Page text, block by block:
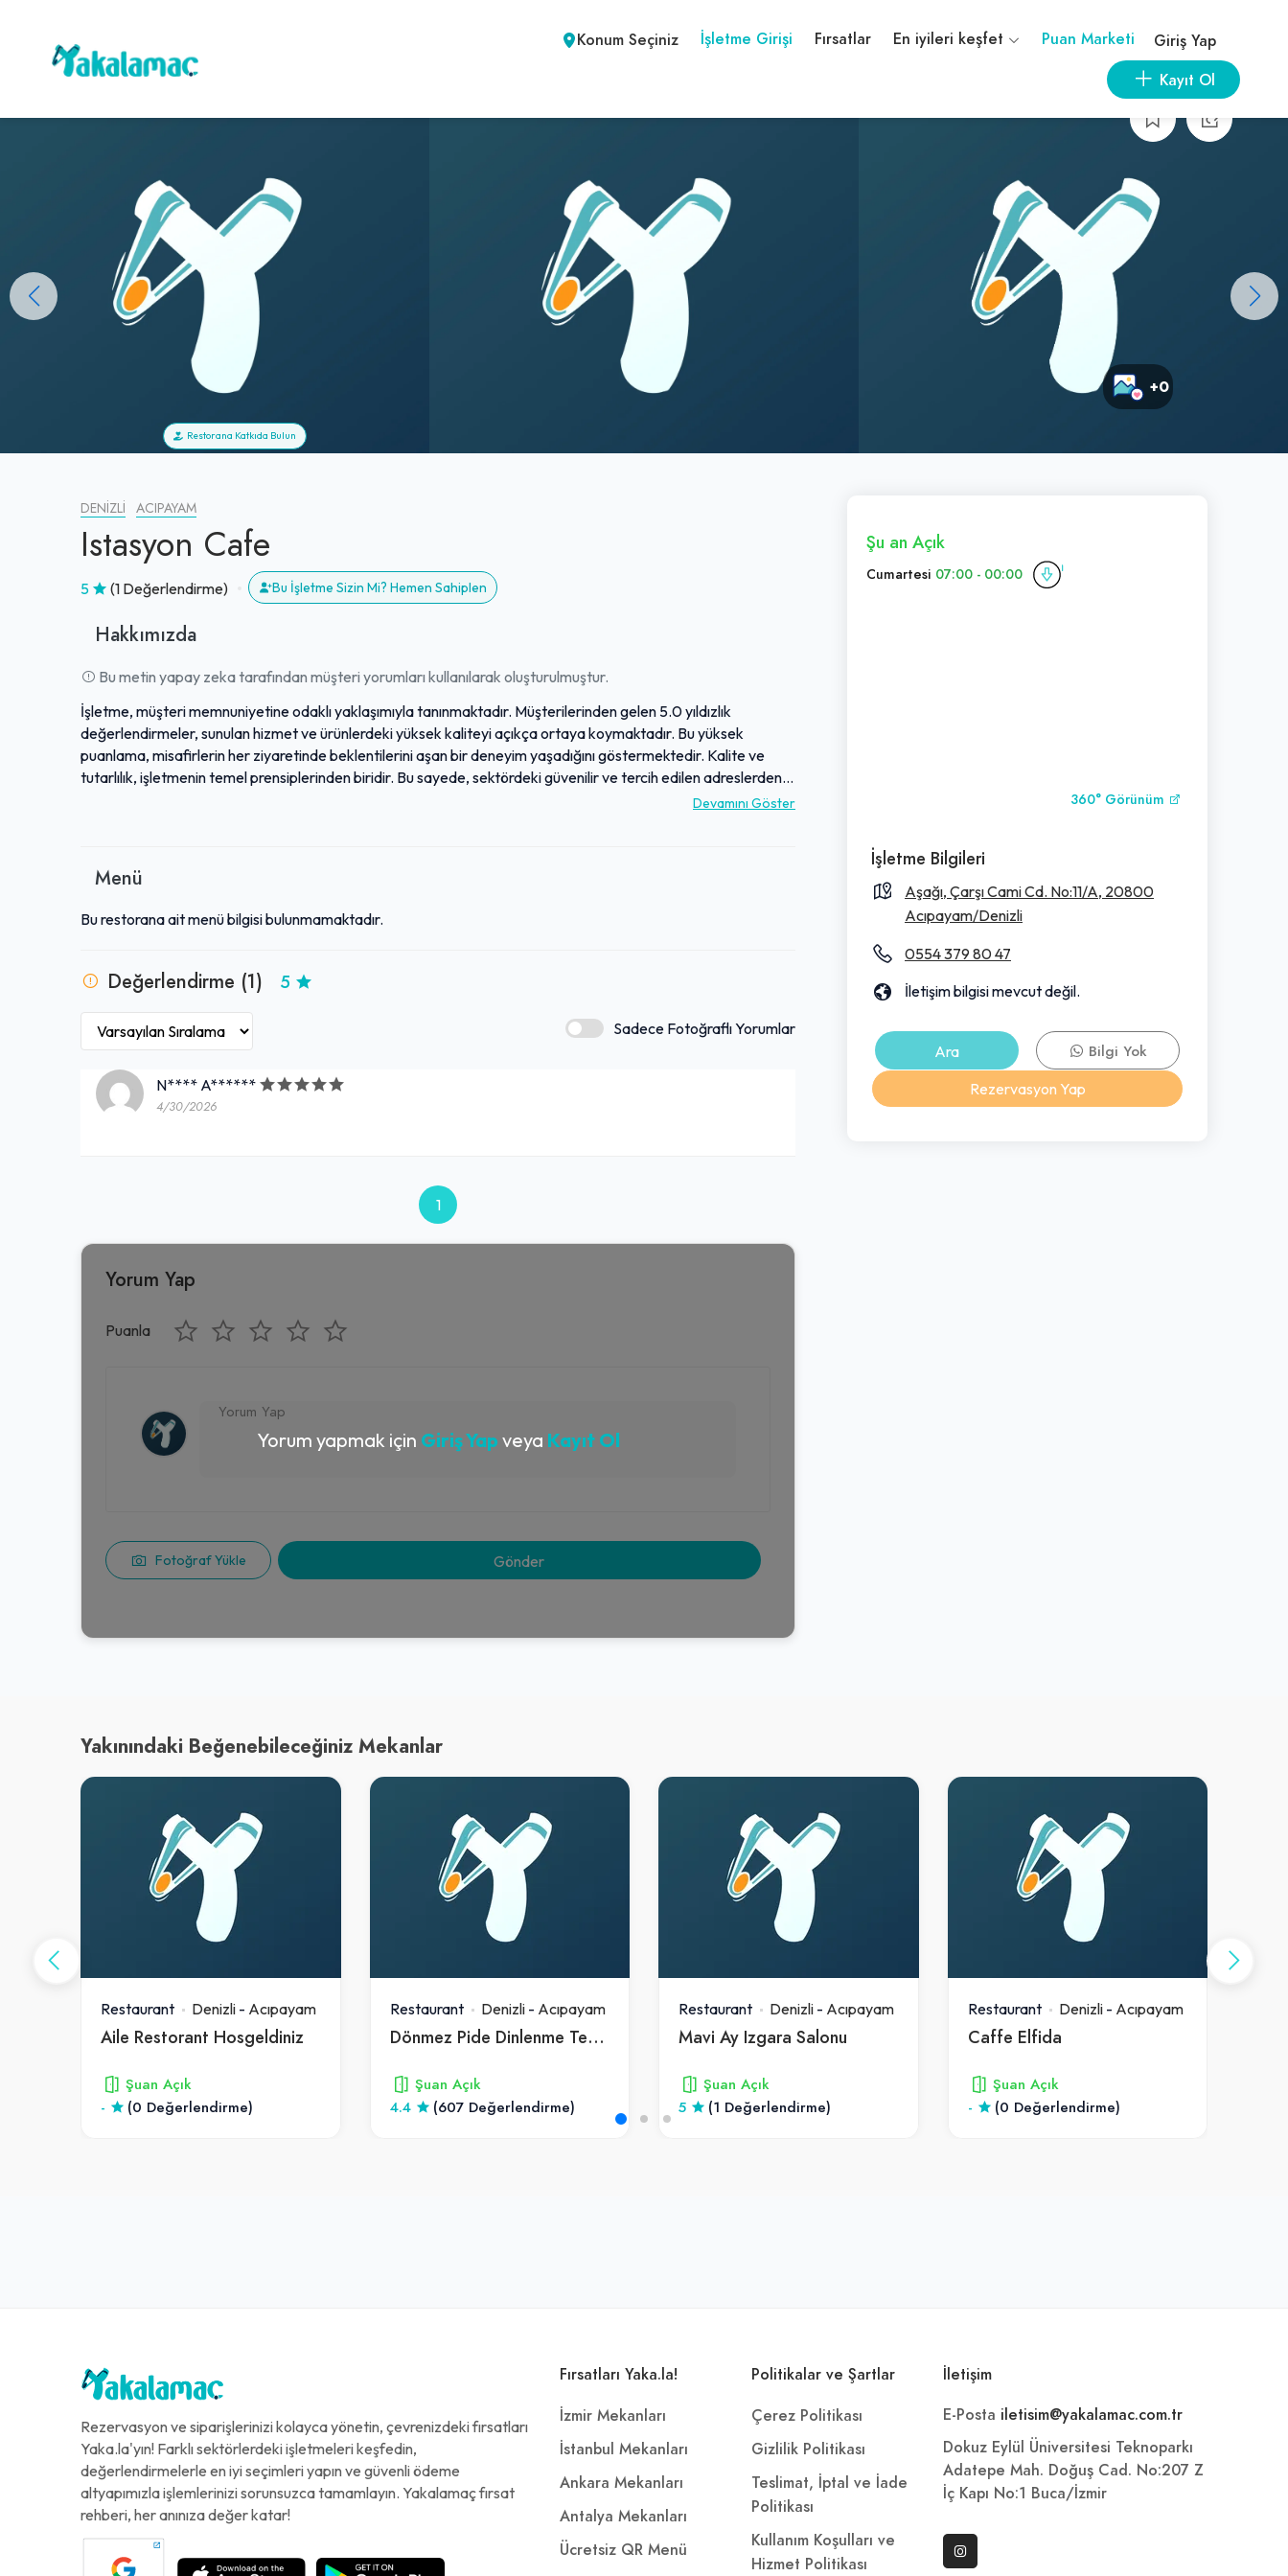
Konum Seçiniz İşletme Girişi Fırsatlar En iyileri keşfet Puan Marketi
Giriş Yap
Kayıt Ol
+0
Restorana Katkıda Bulun
DENIZLI ACIPAYAM
Istasyon Cafe
5 (1 Değerlendirme) Bu İşletme Sizin Mi? Hemen Sahiplen
Hakkımızda
Bu metin yapay zeka tarafından müşteri yorumları kullanılarak oluşturulmuştur.
İşletme, müşteri memnuniyetine odaklı yaklaşımıyla tanınmaktadır. Müşterilerinden gelen 5.0 yıldızlık
değerlendirmeler, sunulan hizmet ve ürünlerdeki yüksek kaliteyi açıkça ortaya koymaktadır. Bu yüksek
puanlama, misafirlerin her ziyaretinde beklentilerini aşan bir deneyim yaşadığını göstermektedir. Kalite ve
tutarlılık, işletmenin temel prensiplerinden biridir. Bu sayede, sektördeki güvenilir ve tercih edilen adreslerden
Devamını Göster
Menü
Bu restorana ait menü bilgisi bulunmamaktadır.
Değerlendirme (1) 5
Sadece Fotoğraflı Yorumlar
N**** A******
4/30/2026
1
Yorum Yap
Puanla
Fotoğraf Yükle
Yorum yapmak için Giriş Yap veya Kayıt Ol
Şu an Açık
Cumartesi 07:00 - 00:00
360° Görünüm
İşletme Bilgileri
Aşağı, Çarşı Cami Cd. No:11/A, 20800
Acıpayam/Denizli
0554 379 80 47
İletişim bilgisi mevcut değil.
Ara
Bilgi Yok
Rezervasyon Yap
Yakınındaki Beğenebileceğiniz Mekanlar
Restaurant Denizli - Acıpayam
Aile Restorant Hosgeldiniz
Şuan Açık
-
(0 Değerlendirme)
Restaurant Denizli- Acıpayam
Dönmez Pide Dinlenme Tesisi Acıpayam
Şuan Açık
4.4
(607 Değerlendirme)
Restaurant Denizli - Acıpayam
Mavi Ay Izgara Salonu
Şuan Açık
5
(1 Değerlendirme)
Restaurant Denizli- Acıpayam
Caffe Elfida
Şuan Açık
-
(0 Değerlendirme)
Rezervasyon ve siparişlerinizi kolayca yönetin, çevrenizdeki fırsatları
Yaka.la'yın! Farklı sektörlerdeki işletmeleri keşfedin,
değerlendirmelerle en iyi seçimleri yapın ve güvenli ödeme
altyapımızla işlemlerinizi sorunsuzca tamamlayın. Yakalamaç fırsat
rehberi, her anınıza değer katar!
Fırsatları Yaka.la!
İzmir Mekanları
İstanbul Mekanları
Ankara Mekanları
Antalya Mekanları
Ücretsiz QR Menü
Politikalar ve Şartlar
Çerez Politikası
Gizlilik Politikası
Teslimat, İptal ve İade
Politikası
Kullanım Koşulları ve
Hizmet Politikası
İletişim
E-Posta iletisim@yakalamac.com.tr
Dokuz Eylül Üniversitesi Teknoparkı
Adatepe Mah. Doğuş Cad. No:207 Z
İç Kapı No:1 Buca/İzmir